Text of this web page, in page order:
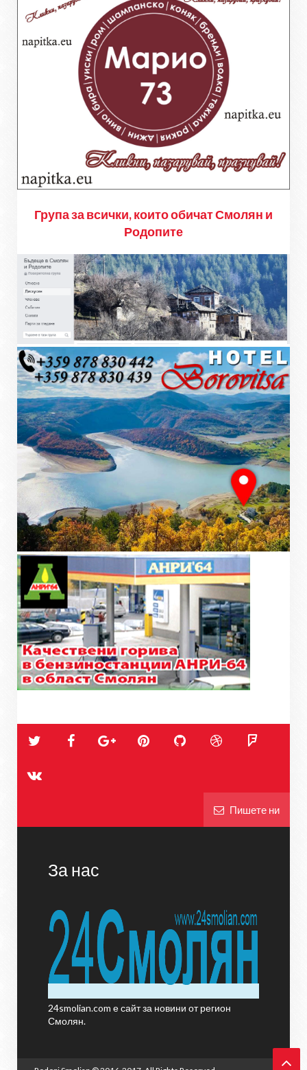
Група за всички, които обичат Смолян и
Родопите
Пишете ни
За нас
24smolian.com е сайт за новини от регион
Смолян.